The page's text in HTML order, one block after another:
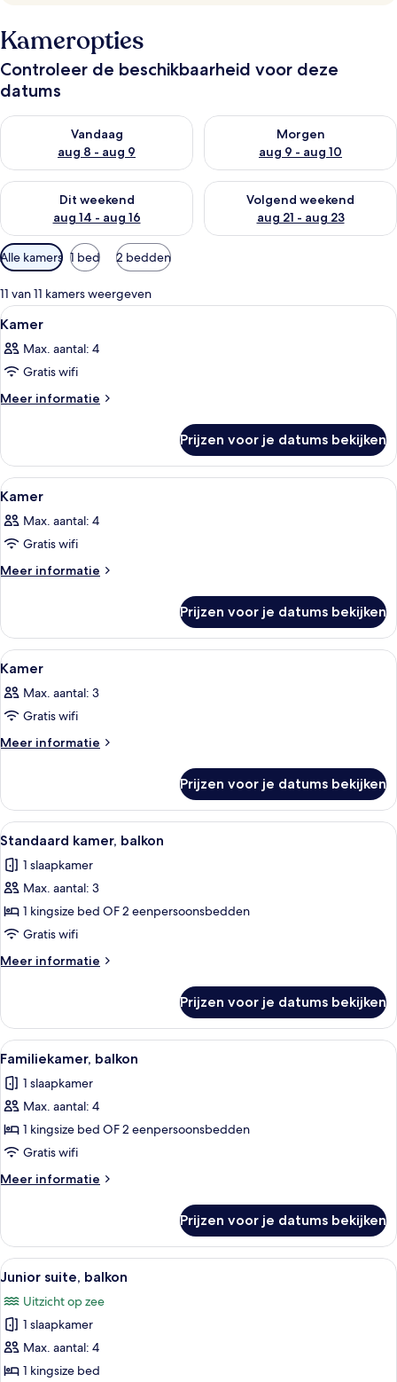
Kameropties
Controleer de beschikbaarheid voor deze
datums
Vandaag
aug 8 - aug 9
De beschikbaarheid controleren voor vanavond aug 8 - aug 9
Morgen
aug 9 - aug 10
De beschikbaarheid
Dit weekend
aug 14 - aug 16
De beschikbaarheid controleren voor dit weekend aug 14 -
Volgend weekend
aug 21 - aug 23
De beschikbaarheid
Beschikbare
filters
voor
kamers
Alle kamers 1 bed 2 bedden
11 van 11 kamers weergeven
Alle
foto's
voor
Kamer
laden
Een hotelkamer met een bed, een
14
Kamer
Max. aantal: 4
Gratis wifi
Meer informatie
Meer
Prijzen voor je datums bekijken
Alle
foto's
voor
Kamer
laden
Een hotelkamer met een groot bed,
10
Kamer
Max. aantal: 4
Gratis wifi
Meer informatie
Meer
Prijzen voor je datums bekijken
Alle
foto's
voor
Kamer
laden
Een hotelkamer met een bed, een
4
Kamer
Max. aantal: 3
Gratis wifi
Meer informatie
Meer
Prijzen voor je datums bekijken
Alle
foto's
voor
Standaard
kamer,
balkon
laden
Een hotelkamer met een bed, een
13
Standaard kamer, balkon
1 slaapkamer
Max. aantal: 3
1 kingsize bed OF 2 eenpersoonsbedden
Gratis wifi
Meer informatie
Meer
kamer,
balkon
Prijzen voor je datums bekijken
Alle
foto's
voor
Familiekamer,
balkon
laden
Een hotelkamer met een bed, een
12
Familiekamer, balkon
1 slaapkamer
Max. aantal: 4
1 kingsize bed OF 2 eenpersoonsbedden
Gratis wifi
Meer informatie
Meer
balkon
Prijzen voor je datums bekijken
Alle
foto's
voor
Junior
suite,
balkon
Hotelkamer met een bed, een bank,
23
Junior suite, balkon
Uitzicht op zee
1 slaapkamer
Max. aantal: 4
1 kingsize bed